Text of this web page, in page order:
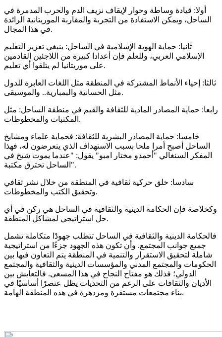
أولا: قيادة وساطة وحوار لإيقاف نزيف الدم والحرب المدمرة في
الساحل، ويمكن الاستفادة من التجربة والمقاربة الموريتانية الرائدة
في هذا المجال.
ثانيا: حماية الهوية الإسلامية في الساحل: ينبغي تعزيز التعليم
الإسلامي العربي، وللعلم فإن أعدادا كبيرة من اللاجئين القادمين
على موريتانيا لم يتلقوا أي تعليم.
ثالثا: إحياء الأنماط المشتركة في المنطقة مثل اللغات العابرة للدول
مثل الحسانية والبمبارية.. والموسيقى.
رابعا: حماية المصادر المادية للثقافة والقيم في منطقة الساحل: مثل
المكتبات والمخطوطات.
خامسا: حماية المصادر البشرية للثقافة: فحماية علماء ومشايخ
الساحل أصبح أمرا ملحا بسبب الاستهداف الذي يتعرضون له، فهذا
المفكر السنغالي "أحمدو مختار امبو" يقول: "عندما يموت شيخ في
الساحل تحترق مكتبة".
سادسا: خلق حركية ثقافية في المنطقة من خلال نشر ثقافي
وتحقيق الكتب والمخطوطات.
وكخلاصة فإن الحكامة الدينية والثقافية في الساحل هي ركن في أي
حل استراتيجي لمشاكل المنطقة.
فالحكامة الدينية والثقافية في الساحل تتطلب جهودًا متكاملة تشمل
جميع جوانب المجتمع. وأن تكون هذه الجهود جزءًا من استراتيجية
شاملة لتحقيق الاستقرار والتنمية في المنطقة يتم التعاون فيها بين
الحكومات والمجتمع المدني والمؤسسات الدينية والثقافية والمجتمع
الدولي؛ فذلك هو مفتاح النجاح في هذا المسعى. فالتعايش بين
الأديان والثقافات على الرغم من التحديات يظل عنصرًا أساسيًا في
بناء مجتمعات مستقرة ومزدهرة في هذه المنطقة الهامة.